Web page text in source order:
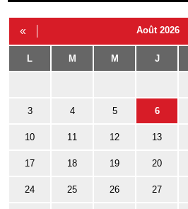
« Août 2026
L M M J
3 4 5 6
10 11 12 13
17 18 19 20
24 25 26 27